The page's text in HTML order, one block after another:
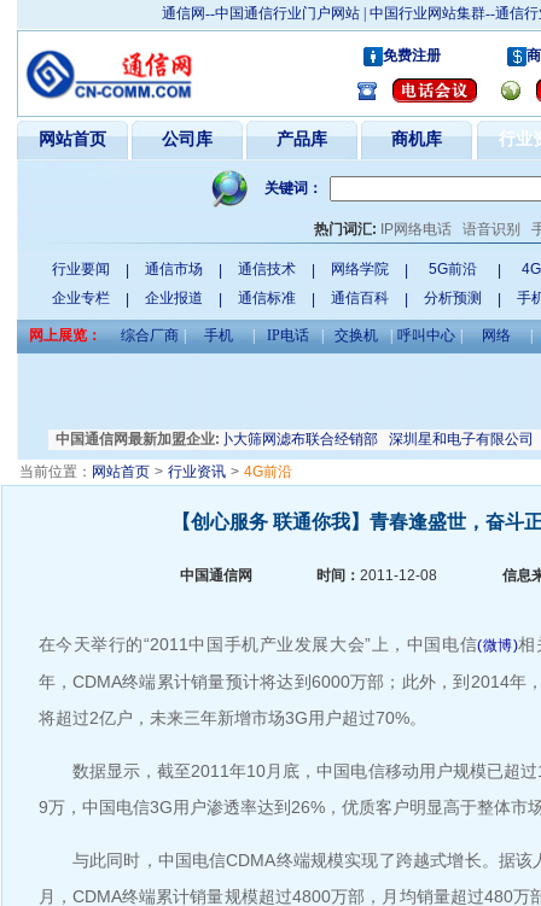
通信网--中国通信行业门户网站 | 中国行业网站集群--通信
免费注册
网站首页 公司库 产品库 商机库 行业
关键词：
热门词汇: IP网络电话 语音识别
行业要闻 通信市场 通信技术 网络学院 5G前沿
企业专栏
企业报道 通信标准 通信百科 分析预测 手
网上展览： 综合厂商 | 手机 | IP电话 | 交换机 | 呼叫中心 | 网络 |
中国通信网最新加盟企业:
天津振威展览有限公司 安平县小大筛网滤布联合经销部 深圳星和电子有限公司
当前位置： 网站首页 > 行业资讯 > 4G前沿
【创心服务 联通你我】青春逢盛世，奋斗
中国通信网 时间： 2011-12-08 信息
在今天举行的“2011中国手机产业发展大会”上，中国电信(微博)相
年，CDMA终端累计销量预计将达到6000万部；此外，到2014年
将超过2亿户，未来三年新增市场3G用户超过70%。
数据显示，截至2011年10月底，中国电信移动用户规模已超过
9万，中国电信3G用户渗透率达到26%，优质客户明显高于整体市
与此同时，中国电信CDMA终端规模实现了跨越式增长。据该
月，CDMA终端累计销量规模超过4800万部，月均销量超过480万